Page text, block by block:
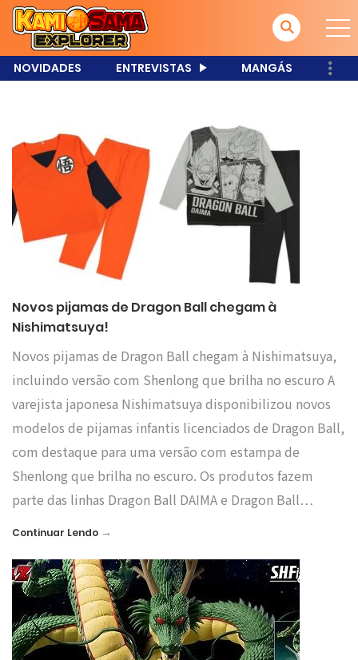
NOVIDADES ENTREVISTAS MANGÁS
Novos pijamas de Dragon Ball chegam à
Nishimatsuya!
Novos pijamas de Dragon Ball chegam à Nishimatsuya,
incluindo versão com Shenlong que brilha no escuro A
varejista japonesa Nishimatsuya disponibilizou novos
modelos de pijamas infantis licenciados de Dragon Ball,
com destaque para uma versão com estampa de
Shenlong que brilha no escuro. Os produtos fazem
parte das linhas Dragon Ball DAIMA e Dragon Ball…
Continuar Lendo →